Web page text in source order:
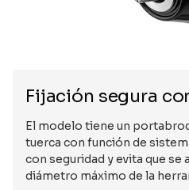
Fijación segura
El modelo tiene un
tuerca con función de
con seguridad y evita que se
diámetro máximo de la